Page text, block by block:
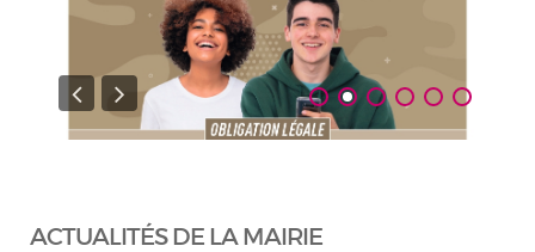
ACTUALITÉS DE LA MAIRIE